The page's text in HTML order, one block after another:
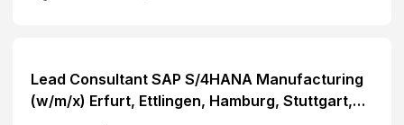
Lead Consultant SAP S/4HANA Manufacturing
(w/m/x) Erfurt, Ettlingen, Hamburg, Stuttgart,